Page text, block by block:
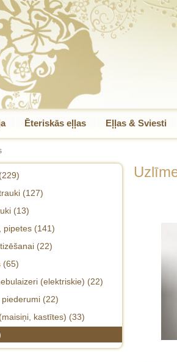
Ēteriskās eļļas Eļļas & Sviesti
stikla pudeles (7)
pudeles-komplekti (31)
mazie tilpumi, rullīši
trauki (31)
(127)
pudeles (17)
pudelēm (0)
trauki, burkas (23)
kosmētikai (26)
(13)
pipetes (141)
pudelītēm (18)
pudelēm 20/410 (22)
pudelēm 24/410 (20)
pudelēm un lielākiem
(22)
(65)
(elektriskie) (22)
(22)
kastītes) (33)